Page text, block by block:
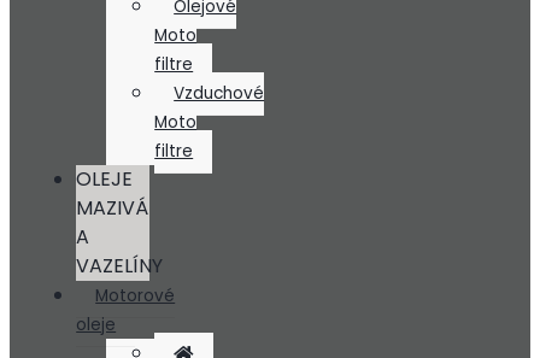
Olejové
Moto
filtre
Vzduchové
Moto
filtre
OLEJE
MAZIVÁ
A
VAZELÍNY
Motorové
oleje